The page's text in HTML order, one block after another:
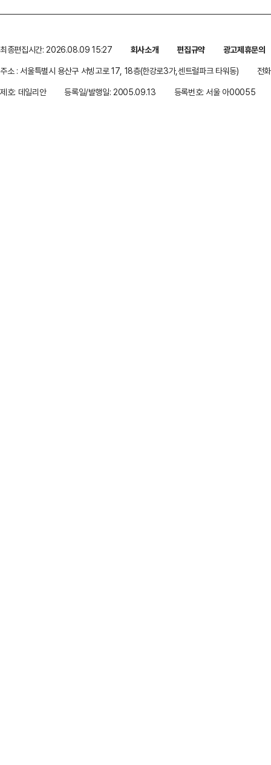
최종편집시간: 2026.08.09 15:27 회사소개 편집규약
광고제휴문의
주소 : 서울특별시 용산구 서빙고로 17, 18층(한강로3가,센트럴파크 타워동)
전
제호: 데일리안
등록일/발행일: 2005.09.13 등록번호: 서울 아00055